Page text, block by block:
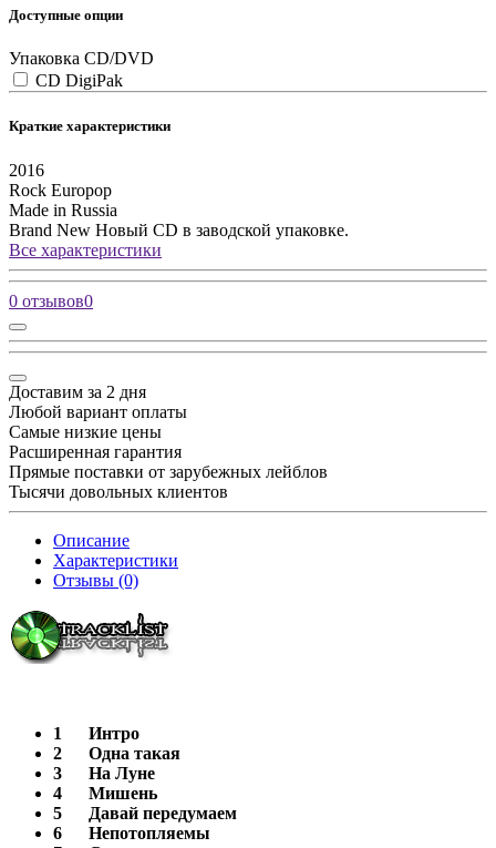
Доступные опции
Упаковка CD/DVD
CD DigiPak
Краткие характеристики
2016
Rock Europop
Made in Russia
Brand New Новый CD в заводской упаковке.
Все характеристики
0 отзывов0
Доставим за 2 дня
Любой вариант оплаты
Самые низкие цены
Расширенная гарантия
Прямые поставки от зарубежных лейблов
Тысячи довольных клиентов
Описание
Характеристики
Отзывы (0)
1
Интро
2
Одна такая
3
На Луне
4
Мишень
5
Давай передумаем
6
Непотопляемы